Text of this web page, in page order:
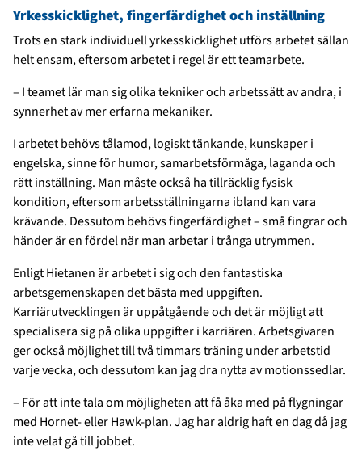
Yrkesskicklighet, fingerfärdighet och inställning
Trots en stark individuell yrkesskicklighet utförs arbetet sällan
helt ensam, eftersom arbetet i regel är ett teamarbete.
– I teamet lär man sig olika tekniker och arbetssätt av andra, i
synnerhet av mer erfarna mekaniker.
I arbetet behövs tålamod, logiskt tänkande, kunskaper i
engelska, sinne för humor, samarbetsförmåga, laganda och
rätt inställning. Man måste också ha tillräcklig fysisk
kondition, eftersom arbetsställningarna ibland kan vara
krävande. Dessutom behövs fingerfärdighet – små fingrar och
händer är en fördel när man arbetar i trånga utrymmen.
Enligt Hietanen är arbetet i sig och den fantastiska
arbetsgemenskapen det bästa med uppgiften.
Karriärutvecklingen är uppåtgående och det är möjligt att
specialisera sig på olika uppgifter i karriären. Arbetsgivaren
ger också möjlighet till två timmars träning under arbetstid
varje vecka, och dessutom kan jag dra nytta av motionssedlar.
– För att inte tala om möjligheten att få åka med på flygningar
med Hornet- eller Hawk-plan. Jag har aldrig haft en dag då jag
inte velat gå till jobbet.